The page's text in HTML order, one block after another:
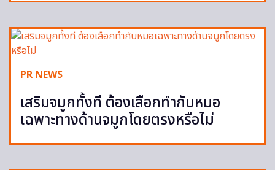
PR NEWS
เสริมจมูกทั้งที ต้องเลือกทำกับหมอ
เฉพาะทางด้านจมูกโดยตรงหรือไม่